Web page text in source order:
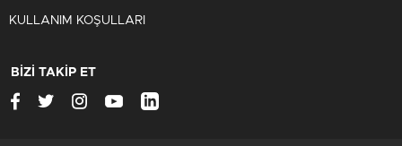
KULLANIM KOŞULLARI
BİZİ TAKİP ET